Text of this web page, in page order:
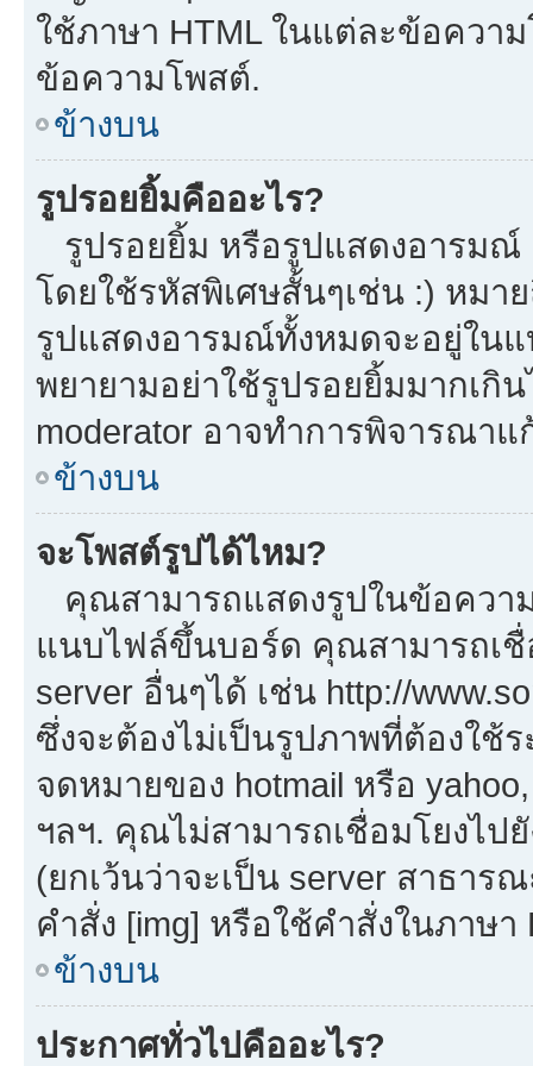
ใช้ภาษา HTML ในแต่ละข้อคว
ข้อความโพสต์.
ข้างบน
รูปรอยยิ้มคืออะไร?
รูปรอยยิ้ม หรือรูปแสดงอารมณ์
โดยใช้รหัสพิเศษสั้นๆเช่น :) หมา
รูปแสดงอารมณ์ทั้งหมดจะอยู่ใน
พยายามอย่าใช้รูปรอยยิ้มมากเกิ
moderator อาจทำการพิจารณา
ข้างบน
จะโพสต์รูปได้ไหม?
คุณสามารถแสดงรูปในข้อควา
แนบไฟล์ขึ้นบอร์ด คุณสามารถเชื่
server อื่นๆได้ เช่น http://
ซึ่งจะต้องไม่เป็นรูปภาพที่ต้องใช้
จดหมายของ hotmail หรือ
ฯลฯ. คุณไม่สามารถเชื่อมโยงไป
(ยกเว้นว่าจะเป็น server สาธาร
คำสั่ง [img] หรือใช้คำสั่งในภาษ
ข้างบน
ประกาศทั่วไปคืออะไร?